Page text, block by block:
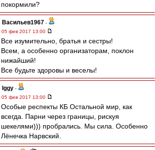
покормили?
Васильев1967 -
05 фев 2017 13:00
Все изумительно, братья и сестры!
Всем, а особенно организаторам, поклон
нижайший!
Все будьте здоровы и веселы!
Iggy -
05 фев 2017 13:00
Особые респекты КБ Остальной мир, как
всегда. Парни через границы, рискуя
шекелями))) пробрались. Мы сила. Особенно
Лёнечка Нарвский.